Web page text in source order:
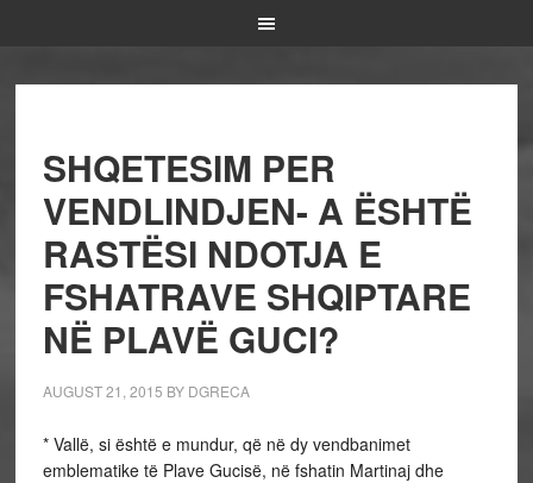
SHQETESIM PER
VENDLINDJEN- A ËSHTË
RASTËSI NDOTJA E
FSHATRAVE SHQIPTARE
NË PLAVË GUCI?
AUGUST 21, 2015 BY DGRECA
* Vallë, si është e mundur, që në dy vendbanimet
emblematike të Plave Gucisë, në fshatin Martinaj dhe